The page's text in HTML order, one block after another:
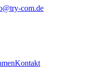
com.de
Kontakt